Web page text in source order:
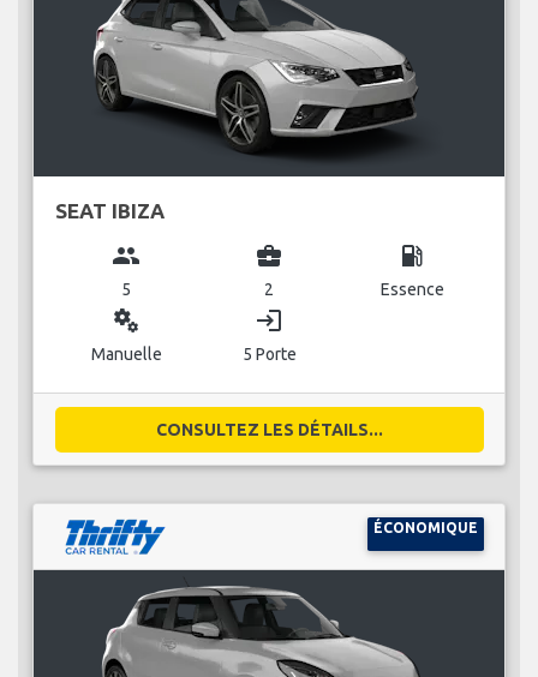
SEAT IBIZA
group
5
business_center
2
local_gas_station
Essence
miscellaneous_services
Manuelle
login
5 Porte
CONSULTEZ LES DÉTAILS...
ÉCONOMIQUE